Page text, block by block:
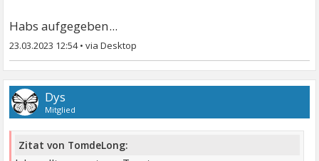
Habs aufgegeben...
23.03.2023 12:54•
Dys
Mitglied
Zitat von TomdeLong: